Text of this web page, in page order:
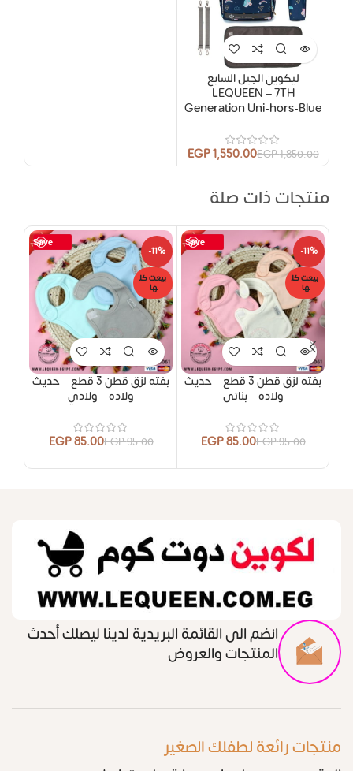
ليكوين الجيل السابع
LEQUEEN – 7TH
Generation Uni-hors-Blue
1,850.00
EGP
1,550.00
EGP
منتجات ذات صلة
Save
-11%
بيعت كل
ها
بفته لزق قطن 3 قطع – حديث
ولاده – بناتى
95.00
EGP
85.00
EGP
Save
-11%
بيعت كل
ها
بفته لزق قطن 3 قطع – حديث
ولاده – ولادي
95.00
EGP
85.00
EGP
انضم الى القائمة البريدية لدينا ليصلك أحدث
المنتجات والعروض
منتجات رائعة لطفلك الصغير